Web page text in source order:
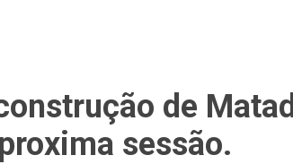
de
sessão.